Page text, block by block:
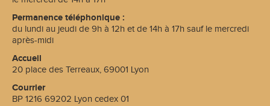
Permanence téléphonique :
du lundi au jeudi de 9h à 12h et de 14h à 17h sauf le mercredi
après-midi
Accueil
20 place des Terreaux, 69001 Lyon
Courrier
BP 1216 69202 Lyon cedex 01